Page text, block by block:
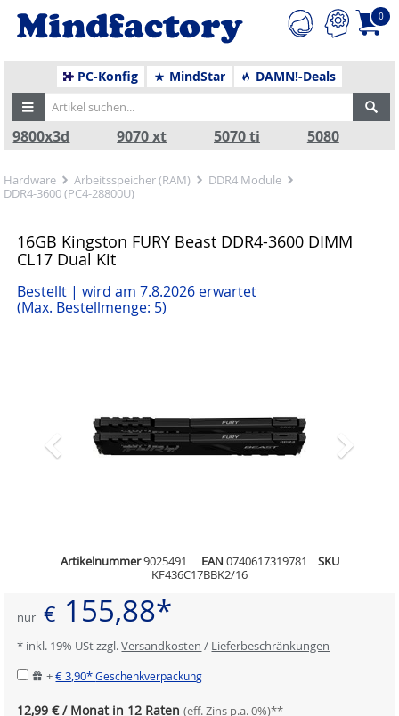
0
PC-Konfig MindStar DAMN!-Deals
9800x3d 9070 xt 5070 ti 5080
Hardware Arbeitsspeicher (RAM)
DDR4 Module
DDR4-3600 (PC4-28800U)
16GB Kingston FURY Beast DDR4-3600 DIMM
CL17 Dual Kit
Bestellt | wird am 7.8.2026 erwartet
(Max. Bestellmenge: 5)
Artikelnummer9025491 EAN 0740617319781
SKU
KF436C17BBK2/16
nur € 155,88*
* inkl. 19% USt zzgl.Versandkosten / Lieferbeschränkungen
+€ 3,90*Geschenkverpackung
12,99 € / Monat in 12 Raten (eff. Zins p.a. 0%)**